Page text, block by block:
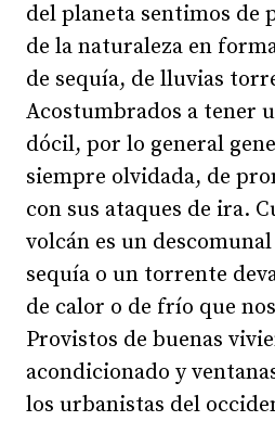
del planeta sentimos de
de la naturaleza en
de sequía, de lluvias
Acostumbrados a tener
dócil, por lo general
siempre olvidada, de
con sus ataques de ira.
volcán es un
sequía o un torrente
de calor o de frío que
Provistos de buenas
acondicionado y
los urbanistas del